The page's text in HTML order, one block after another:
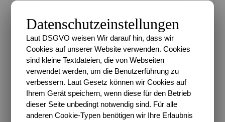
Ich war dies Jahr das erste Mal dabei (bzw. bin
dabei) und eigentlich war’s das einzige Projekt, bei
dem ich durchgehalten hab. Gut, im September
konnte ich nur ein Bild einreichen, was mich selbst
sehr geärgert hat, aber da war der Alltag im Weg.
Generell hats mir auch richtig, richtig viel Spaß
gemacht und mich herausgefordert, besonders was
das fotografieren unter Menschen angeht ;).
Einzig was mir manchmal nicht gefallen hat, ich
Datenschutzeinstellungen
Laut DSGVO weisen Wir darauf hin, dass wir
Cookies auf unserer Website verwenden. Cookies
sind kleine Textdateien, die von Webseiten
verwendet werden, um die Benutzerführung zu
verbessern. Laut Gesetz können wir Cookies auf
Ihrem Gerät speichern, wenn diese für den Betrieb
dieser Seite unbedingt notwendig sind. Für alle
anderen Cookie-Typen benötigen wir Ihre Erlaubnis